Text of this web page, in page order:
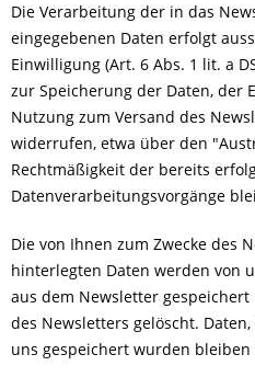
Die Verarbeitung der in das
eingegebenen Daten erfolgt
Einwilligung (Art. 6 Abs. 1 lit. a
zur Speicherung der Daten, der
Nutzung zum Versand des
widerrufen, etwa über den
Rechtmäßigkeit der bereits
Datenverarbeitungsvorgänge
Die von Ihnen zum Zwecke des
hinterlegten Daten werden von
aus dem Newsletter
des Newsletters gelöscht.
uns gespeichert wurden